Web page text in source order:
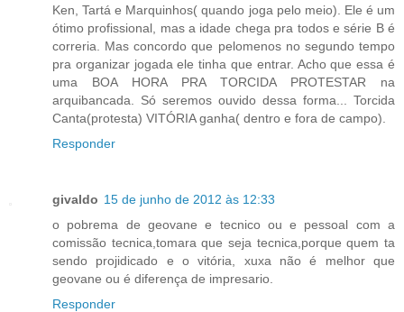
Ken, Tartá e Marquinhos( quando joga pelo meio). Ele é um
ótimo profissional, mas a idade chega pra todos e série B é
correria. Mas concordo que pelomenos no segundo tempo
pra organizar jogada ele tinha que entrar. Acho que essa é
uma BOA HORA PRA TORCIDA PROTESTAR na
arquibancada. Só seremos ouvido dessa forma... Torcida
Canta(protesta) VITÓRIA ganha( dentro e fora de campo).
Responder
givaldo 15 de junho de 2012 às 12:33
o pobrema de geovane e tecnico ou e pessoal com a
comissão tecnica,tomara que seja tecnica,porque quem ta
sendo projidicado e o vitória, xuxa não é melhor que
geovane ou é diferença de impresario.
Responder